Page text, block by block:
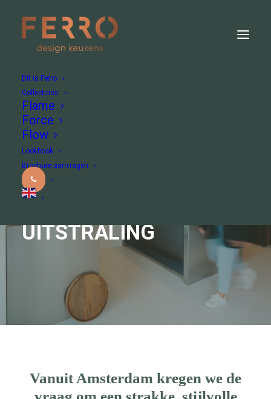
Dit is Ferro
Collections
Flame
Force
Flow
Lookbook
Brochure aanvragen
Ontstaan uit voorliefde voor staal...
EEN STRAKKE RVS
KEUKEN MET EEN LUXE
UITSTRALING
Vanuit Amsterdam kregen we de